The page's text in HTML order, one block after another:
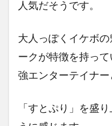
人気だそうです。
大人っぽくイケボ
ークが特徴を持っ
強エンターテイナー
「すとぷり」を盛